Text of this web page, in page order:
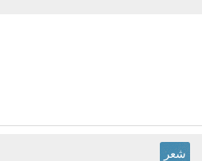
شعر